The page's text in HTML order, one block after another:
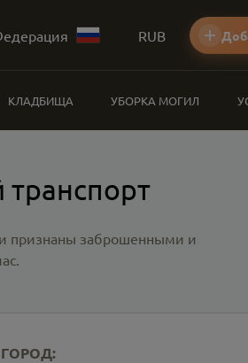
RUB
КЛАДБИЩА УБОРКА МОГИЛ
признаны заброшенными и